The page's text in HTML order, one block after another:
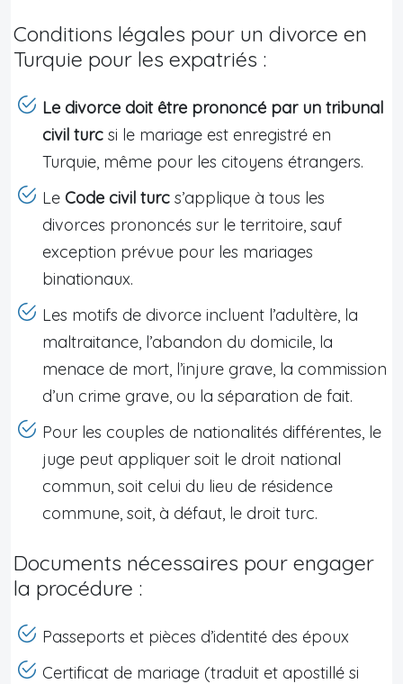
Conditions légales pour un divorce en
Turquie pour les expatriés :
Le divorce doit être prononcé par un tribunal
civil turc si le mariage est enregistré en
Turquie, même pour les citoyens étrangers.
Le Code civil turc s’applique à tous les
divorces prononcés sur le territoire, sauf
exception prévue pour les mariages
binationaux.
Les motifs de divorce incluent l’adultère, la
maltraitance, l’abandon du domicile, la
menace de mort, l’injure grave, la commission
d’un crime grave, ou la séparation de fait.
Pour les couples de nationalités différentes, le
juge peut appliquer soit le droit national
commun, soit celui du lieu de résidence
commune, soit, à défaut, le droit turc.
Documents nécessaires pour engager
la procédure :
Passeports et pièces d’identité des époux
Certificat de mariage (traduit et apostillé si